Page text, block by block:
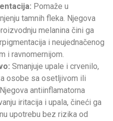
Pomaže u
tamnih fleka. Njegova
melanina čini ga
i neujednačenog
i ravnomernijom.
Smanjuje upale i crvenilo,
osobe sa osetljivom ili
antiinflamatorna
iritacija i upala, čineći ga
upotrebu bez rizika od